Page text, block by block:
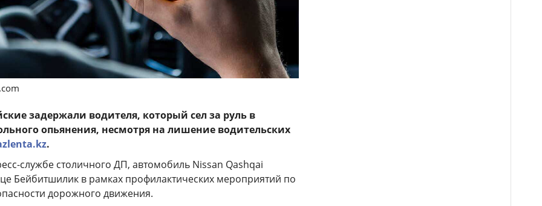
задержали водителя, который сел за руль в
опьянения, несмотря на лишение водительских
.
службе столичного ДП, автомобиль Nissan Qashqai
Бейбитшилик в рамках профилактических мероприятий по
дорожного движения.